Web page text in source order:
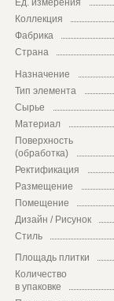
Ед. измерения
Коллекция
Фабрика
Страна
Назначение
Тип элемента
Сырье
Материал
Поверхность
(обработка)
Ректификация
Размещение
Помещение
Дизайн / Рисунок
Стиль
Площадь плитки
Количество
в упаковке